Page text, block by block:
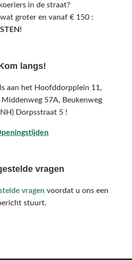
in de straat?
groter en vanaf € 150 :
langs!
aan het Hoofddorpplein 11,
57A, Beukenweg
Dorpsstraat 5 !
vragen
vragen voordat u ons een
stuurt.